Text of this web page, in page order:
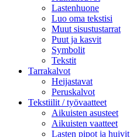
Lastenhuone
Luo oma tekstisi
Muut sisustustarrat
Puut ja kasvit
Symbolit
Tekstit
Tarrakalvot
Heijastavat
Peruskalvot
Tekstiilit / työvaatteet
Aikuisten asusteet
Aikuisten vaatteet
Lasten pipot ja huivit